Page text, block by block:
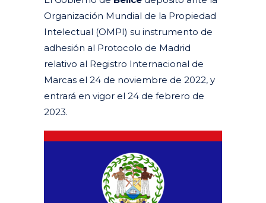
Organización Mundial de la Propiedad
Intelectual (OMPI) su instrumento de
adhesión al Protocolo de Madrid
relativo al Registro Internacional de
Marcas el 24 de noviembre de 2022, y
entrará en vigor el 24 de febrero de
2023.